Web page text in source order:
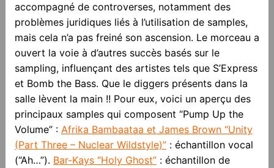
accompagné de controverses, notamment des
problèmes juridiques liés à l’utilisation de samples,
mais cela n’a pas freiné son ascension. Le morceau a
ouvert la voie à d’autres succès basés sur le
sampling, influençant des artistes tels que S’Express
et Bomb the Bass. Que le diggers présents dans la
salle lèvent la main !! Pour eux, voici un aperçu des
principaux samples qui composent “Pump Up the
Volume” : Afrika Bambaataa et James Brown “Unity
(Part Three – Nuclear Wildstyle)”: échantillon vocal
(“Ah…”). Bar-Kays “Holy Ghost”: échantillon de